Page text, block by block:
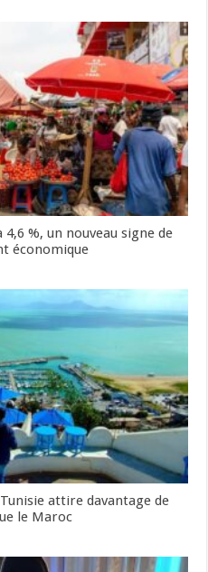
%, un nouveau signe de
économique
attire davantage de
le Maroc